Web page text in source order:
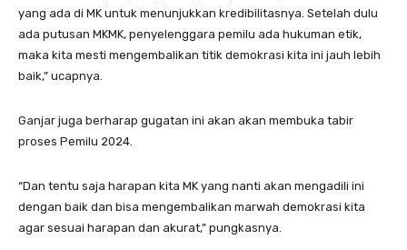
yang ada di MK untuk menunjukkan kredibilitasnya. Setelah dulu
ada putusan MKMK, penyelenggara pemilu ada hukuman etik,
maka kita mesti mengembalikan titik demokrasi kita ini jauh lebih
baik,” ucapnya.
Ganjar juga berharap gugatan ini akan akan membuka tabir
proses Pemilu 2024.
“Dan tentu saja harapan kita MK yang nanti akan mengadili ini
dengan baik dan bisa mengembalikan marwah demokrasi kita
agar sesuai harapan dan akurat,” pungkasnya.